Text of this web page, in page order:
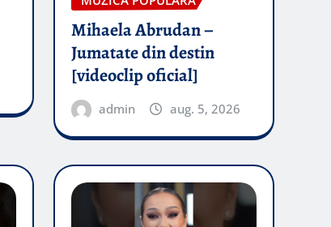
Mihaela Abrudan –
Jumatate din destin
[videoclip oficial]
admin aug. 5, 2026